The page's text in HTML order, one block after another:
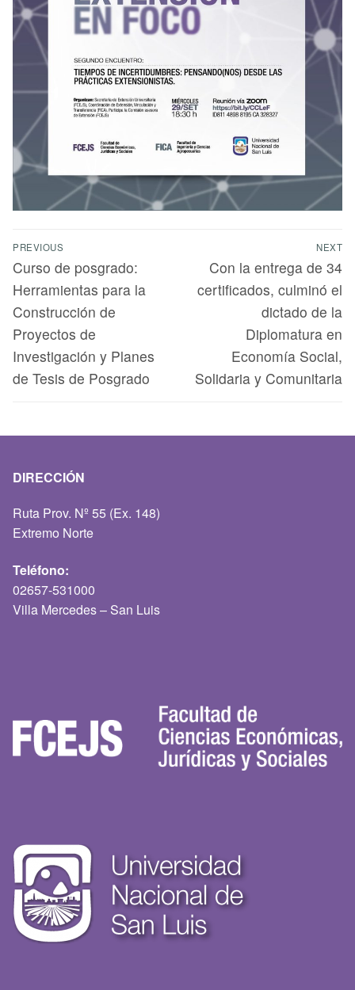
PREVIOUS
Curso de posgrado:
Herramientas para la
Construcción de
Proyectos de
Investigación y Planes
de Tesis de Posgrado
NEXT
Con la entrega de 34
certificados, culminó el
dictado de la
Diplomatura en
Economía Social,
Solidaria y Comunitaria
DIRECCIÓN
Ruta Prov. Nº 55 (Ex. 148)
Extremo Norte
Teléfono:
02657-531000
Villa Mercedes – San Luis